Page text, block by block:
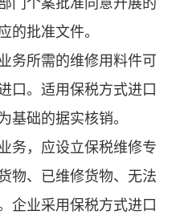
门个案批准同意开展的
的批准文件。
务所需的维修用料件可
口。适用保税方式进口
基础的据实核销。
务，应设立保税维修专
物、已维修货物、无法
企业采用保税方式进口